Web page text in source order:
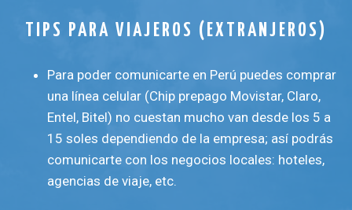
TIPS PARA VIAJEROS (EXTRANJEROS)
Para poder comunicarte en Perú puedes comprar
una línea celular (Chip prepago Movistar, Claro,
Entel, Bitel) no cuestan mucho van desde los 5 a
15 soles dependiendo de la empresa; así podrás
comunicarte con los negocios locales: hoteles,
agencias de viaje, etc.